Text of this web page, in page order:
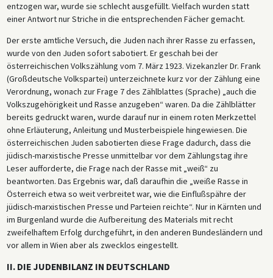
entzogen war, wurde sie schlecht ausgefüllt. Vielfach wurden statt
einer Antwort nur Striche in die entsprechenden Fächer gemacht.
Der erste amtliche Versuch, die Juden nach ihrer Rasse zu erfassen,
wurde von den Juden sofort sabotiert. Er geschah bei der
österreichischen Volkszählung vom 7. März 1923. Vizekanzler Dr. Frank
(Großdeutsche Volkspartei) unterzeichnete kurz vor der Zählung eine
Verordnung, wonach zur Frage 7 des Zählblattes (Sprache) „auch die
Volkszugehörigkeit und Rasse anzugeben“ waren. Da die Zählblätter
bereits gedruckt waren, wurde darauf nur in einem roten Merkzettel
ohne Erläuterung, Anleitung und Musterbeispiele hingewiesen. Die
österreichischen Juden sabotierten diese Frage dadurch, dass die
jüdisch-marxistische Presse unmittelbar vor dem Zählungstag ihre
Leser aufforderte, die Frage nach der Rasse mit „weiß“ zu
beantworten. Das Ergebnis war, daß daraufhin die „weiße Rasse in
Österreich etwa so weit verbreitet war, wie die Einflußspähre der
jüdisch-marxistischen Presse und Parteien reichte“. Nur in Kärnten und
im Burgenland wurde die Aufbereitung des Materials mit recht
zweifelhaftem Erfolg durchgeführt, in den anderen Bundesländern und
vor allem in Wien aber als zwecklos eingestellt.
II. DIE JUDENBILANZ IN DEUTSCHLAND